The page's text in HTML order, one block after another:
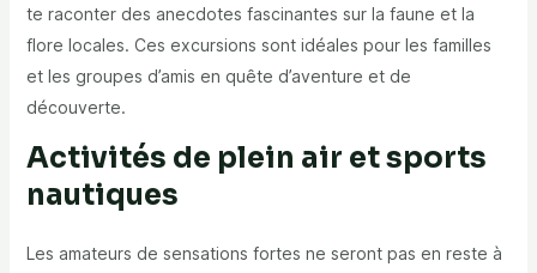
te raconter des anecdotes fascinantes sur la faune et la
flore locales. Ces excursions sont idéales pour les familles
et les groupes d’amis en quête d’aventure et de
découverte.
Activités de plein air et sports
nautiques
Les amateurs de sensations fortes ne seront pas en reste à